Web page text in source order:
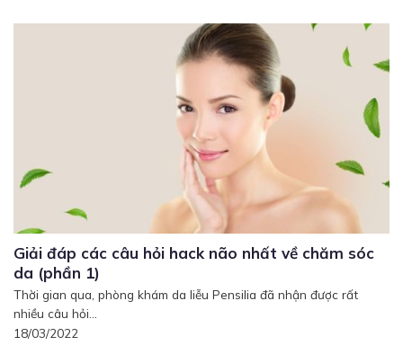
Giải đáp các câu hỏi hack não nhất về chăm sóc
da (phần 1)
Thời gian qua, phòng khám da liễu Pensilia đã nhận được rất
nhiều câu hỏi...
18/03/2022